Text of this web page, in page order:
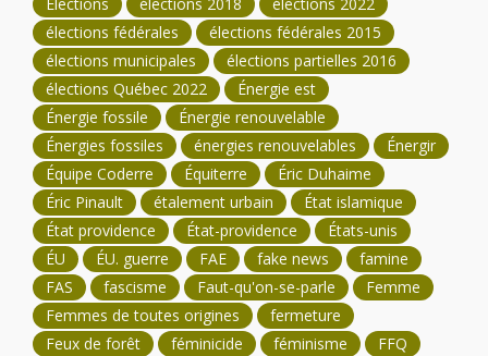
élections fédérales
élections fédérales 2015
élections municipales
élections partielles 2016
élections Québec 2022
Énergie est
Énergie fossile
Énergie renouvelable
Énergies fossiles
énergies renouvelables
Énergir
Équipe Coderre
Équiterre
Éric Duhaime
Éric Pinault
étalement urbain
État islamique
État providence
État-providence
États-unis
ÉU
ÉU. guerre FAE fake news
famine
FAS
fascisme Faut-qu'on-se-parle
Femme
Femmes de toutes origines
fermeture
Feux de forêt
féminicide féminisme
FFQ